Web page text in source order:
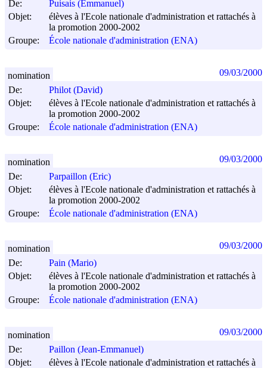
De:
Puisais (Emmanuel)
Objet:
élèves à l'Ecole nationale d'administration et rattachés à
la promotion 2000-2002
Groupe:
École nationale d'administration (ENA)
De:
Philot (David)
Objet:
élèves à l'Ecole nationale d'administration et rattachés à
la promotion 2000-2002
Groupe:
École nationale d'administration (ENA)
nomination 09/03/2000
De:
Parpaillon (Eric)
Objet:
élèves à l'Ecole nationale d'administration et rattachés à
la promotion 2000-2002
Groupe:
École nationale d'administration (ENA)
nomination 09/03/2000
De:
Pain (Mario)
Objet:
élèves à l'Ecole nationale d'administration et rattachés à
la promotion 2000-2002
Groupe:
École nationale d'administration (ENA)
nomination 09/03/2000
De:
Paillon (Jean-Emmanuel)
Objet:
élèves à l'Ecole nationale d'administration et rattachés à
nomination 09/03/2000